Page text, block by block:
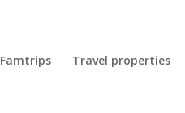
Famtrips Travel properties